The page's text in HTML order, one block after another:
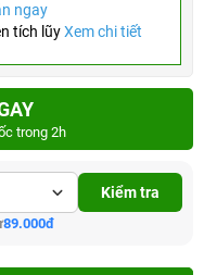
ngay
tích lũyXem chi tiết
trong 2h
Kiểm tra
89.000đ